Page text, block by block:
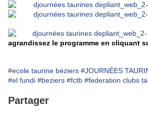
agrandissez le programme en cliquant
#ecole taurine béziers #JOURNÉES
#el fundi #beziers #fctb #federation clubs
Partager